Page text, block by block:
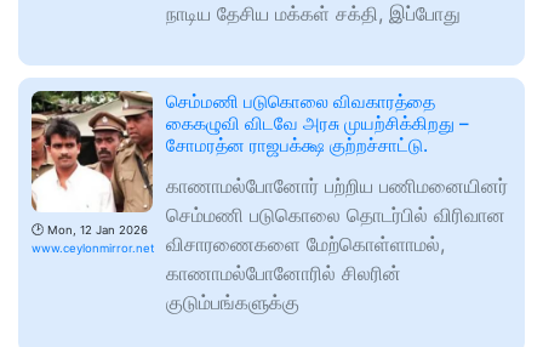
நாடிய தேசிய மக்கள் சக்தி, இப்போது
🕑 Mon, 12 Jan 2026
www.ceylonmirror.net
செம்மணி படுகொலை விவகாரத்தை
கைகழுவி விடவே அரசு முயற்சிக்கிறது –
சோமரத்ன ராஜபக்க்ஷ குற்றச்சாட்டு.
காணாமல்போனோர் பற்றிய பணிமனையினர்
செம்மணி படுகொலை தொடர்பில் விரிவான
விசாரணைகளை மேற்கொள்ளாமல்,
காணாமல்போனோரில் சிலரின்
குடும்பங்களுக்கு